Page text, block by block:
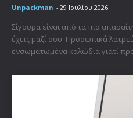
Unpackman - 29 Ιουλίου 2026
Σίγουρα είναι από τα πιο
έχεις μαζί σου. Προσωπικά
ενσωματωμένα καλώδια γιατί